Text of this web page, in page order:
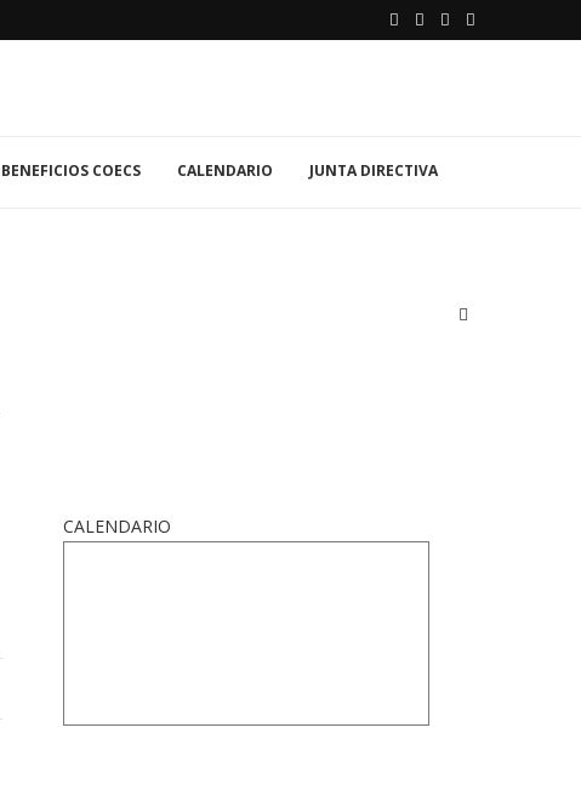
BENEFICIOS COECS CALENDARIO JUNTA DIRECTIVA
CALENDARIO